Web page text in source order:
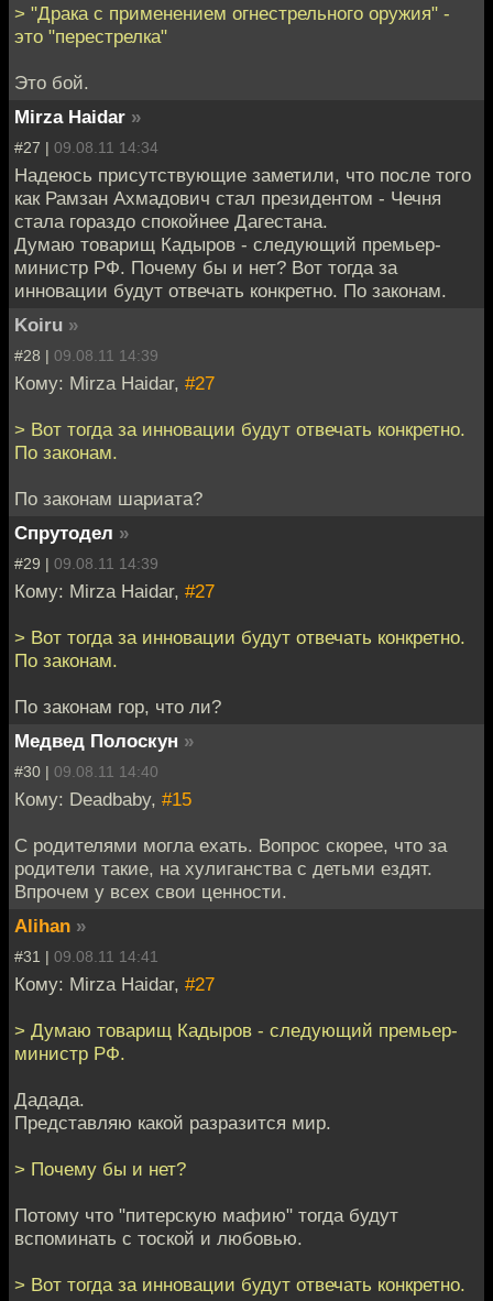
> "Драка с применением огнестрельного оружия" -
это "перестрелка"
Это бой.
Mirza Haidar »
#27 | 09.08.11 14:34
Надеюсь присутствующие заметили, что после того
как Рамзан Ахмадович стал президентом - Чечня
стала гораздо спокойнее Дагестана.
Думаю товарищ Кадыров - следующий премьер-
министр РФ. Почему бы и нет? Вот тогда за
инновации будут отвечать конкретно. По законам.
Koiru »
#28 | 09.08.11 14:39
Кому: Mirza Haidar, #27
> Вот тогда за инновации будут отвечать конкретно.
По законам.
По законам шариата?
Спрутодел »
#29 | 09.08.11 14:39
Кому: Mirza Haidar, #27
> Вот тогда за инновации будут отвечать конкретно.
По законам.
По законам гор, что ли?
Медвед Полоскун »
#30 | 09.08.11 14:40
Кому: Deadbaby, #15
С родителями могла ехать. Вопрос скорее, что за
родители такие, на хулиганства с детьми ездят.
Впрочем у всех свои ценности.
Alihan »
#31 | 09.08.11 14:41
Кому: Mirza Haidar, #27
> Думаю товарищ Кадыров - следующий премьер-
министр РФ.
Дадада.
Представляю какой разразится мир.
> Почему бы и нет?
Потому что "питерскую мафию" тогда будут
вспоминать с тоской и любовью.
> Вот тогда за инновации будут отвечать конкретно.